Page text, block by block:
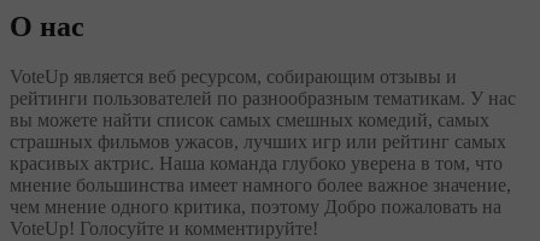
О нас
VoteUp является веб ресурсом, собирающим отзывы и
рейтинги пользователей по разнообразным тематикам. У нас
вы можете найти список самых смешных комедий, самых
страшных фильмов ужасов, лучших игр или рейтинг самых
красивых актрис. Наша команда глубоко уверена в том, что
мнение большинства имеет намного более важное значение,
чем мнение одного критика, поэтому Добро пожаловать на
VoteUp! Голосуйте и комментируйте!